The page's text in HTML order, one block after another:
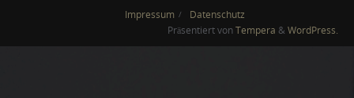
Impressum
Datenschutz
Präsentiert vonTempera & WordPress.